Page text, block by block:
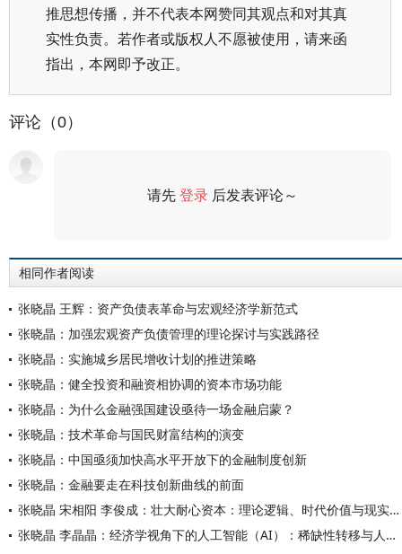
推思想传播，并不代表本网赞同其观点和对其真
实性负责。若作者或版权人不愿被使用，请来函
指出，本网即予改正。
评论（0）
请先登录 后发表评论～
相同作者阅读
张晓晶 王辉：资产负债表革命与宏观经济学新范式
张晓晶：加强宏观资产负债管理的理论探讨与实践路径
张晓晶：实施城乡居民增收计划的推进策略
张晓晶：健全投资和融资相协调的资本市场功能
张晓晶：为什么金融强国建设亟待一场金融启蒙？
张晓晶：技术革命与国民财富结构的演变
张晓晶：中国亟须加快高水平开放下的金融制度创新
张晓晶：金融要走在科技创新曲线的前面
张晓晶 宋相阳 李俊成：壮大耐心资本：理论逻辑、时代价值与现实路径
张晓晶 李晶晶：经济学视角下的人工智能（AI）：稀缺性转移与人类的挑战